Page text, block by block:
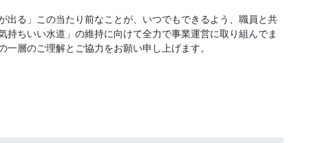
出る」この当たり前なことが、いつでもできるよう、職員と共
持ちいい水道」の維持に向けて全力で事業運営に取り組んでま
一層のご理解とご協力をお願い申し上げます。